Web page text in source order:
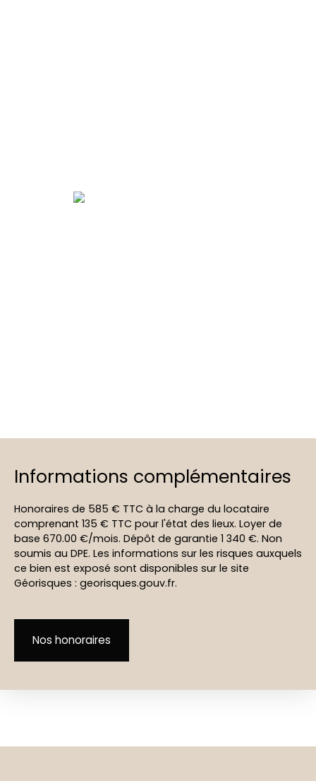
Informations complémentaires
Honoraires de 585 € TTC à la charge du locataire
comprenant 135 € TTC pour l'état des lieux. Loyer de
base 670.00 €/mois. Dépôt de garantie 1 340 €. Non
soumis au DPE. Les informations sur les risques auxquels
ce bien est exposé sont disponibles sur le site
Géorisques : georisques.gouv.fr.
Nos honoraires